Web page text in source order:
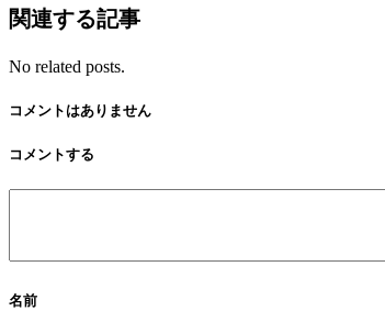
関連する記事
No related posts.
コメントはありません
コメントする
名前